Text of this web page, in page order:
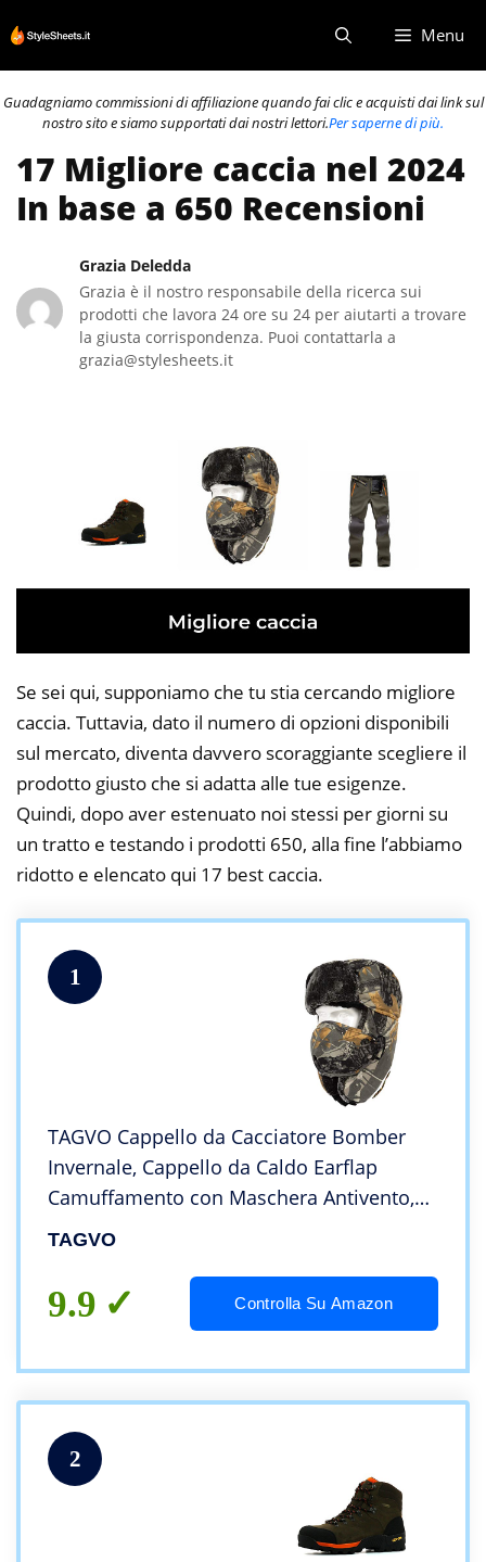
al
contenuto
Menu
Guadagniamo commissioni di affiliazione quando fai clic e acquisti dai link sul
nostro sito e siamo supportati dai nostri lettori.Per saperne di più.
17 Migliore caccia nel 2024
In base a 650 Recensioni
Grazia Deledda
Grazia è il nostro responsabile della ricerca sui
prodotti che lavora 24 ore su 24 per aiutarti a trovare
la giusta corrispondenza. Puoi contattarla a
grazia@stylesheets.it
Se sei qui, supponiamo che tu stia cercando migliore
caccia. Tuttavia, dato il numero di opzioni disponibili
sul mercato, diventa davvero scoraggiante scegliere il
prodotto giusto che si adatta alle tue esigenze.
Quindi, dopo aver estenuato noi stessi per giorni su
un tratto e testando i prodotti 650, alla fine l’abbiamo
ridotto e elencato qui 17 best caccia.
1
TAGVO Cappello da Cacciatore Bomber
Invernale, Cappello da Caldo Earflap
Camuffamento con Maschera Antivento,
Cappelli Aviatore Unisex Cappello
TAGVO
9.9 Controlla Su Amazon
2